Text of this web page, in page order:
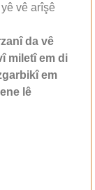
vê arîşê
da vê
miletî em di
em
lê